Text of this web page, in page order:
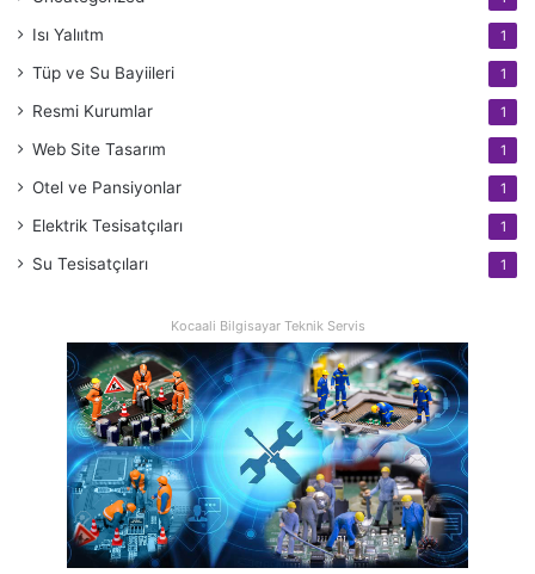
Isı Yalııtm 1
Tüp ve Su Bayiileri 1
Resmi Kurumlar 1
Web Site Tasarım 1
Otel ve Pansiyonlar 1
Elektrik Tesisatçıları 1
Su Tesisatçıları 1
Kocaali Bilgisayar Teknik Servis